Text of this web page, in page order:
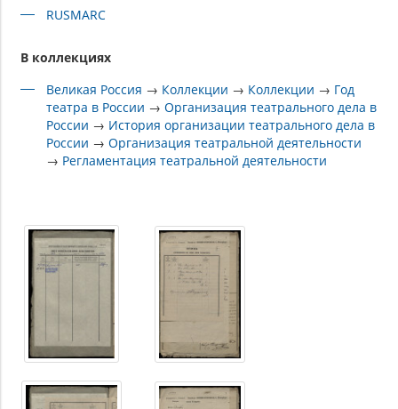
RUSMARC
В коллекциях
Великая Россия → Коллекции → Коллекции → Год
театра в России →Организация театрального дела в
России → История организации театрального дела в
России →Организация театральной деятельности
→ Регламентация театральной деятельности